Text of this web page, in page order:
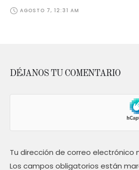
AGOSTO 7, 12:31 AM
DÉJANOS TU COMENTARIO
Tu dirección de correo electrónico
Los campos obligatorios están